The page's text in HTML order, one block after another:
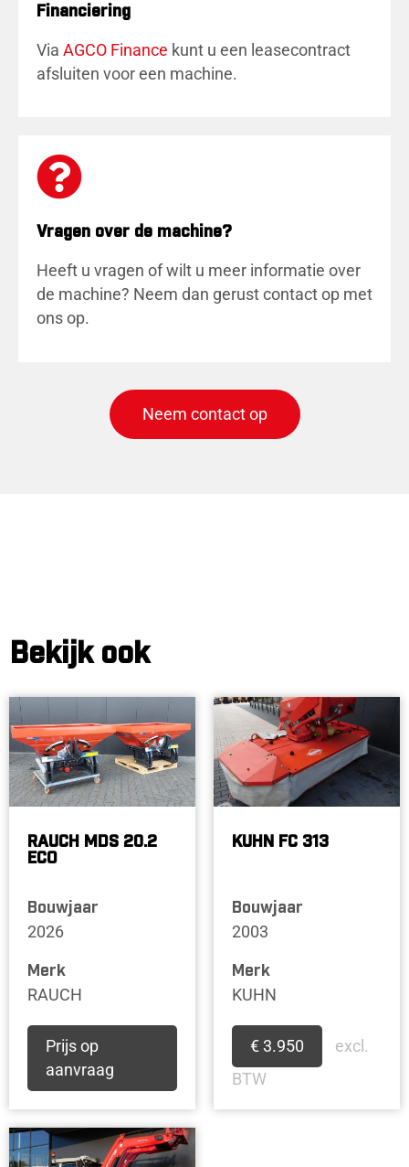
Financiering
Via AGCO Finance kunt u een leasecontract
afsluiten voor een machine.
Vragen over de machine?
Heeft u vragen of wilt u meer informatie over
de machine? Neem dan gerust contact op met
ons op.
Neem contact op
Bekijk ook
RAUCH MDS 20.2
ECO
Bouwjaar
2026
Merk
RAUCH
Prijs op
aanvraag
KUHN FC 313
Bouwjaar
2003
Merk
KUHN
€ 3.950
excl.
BTW